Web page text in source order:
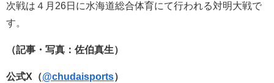
次戦は４月26日に水海道総合体育にて行われる対明大戦で
す。
（記事・写真：佐伯真生）
公式X（@chudaisports）